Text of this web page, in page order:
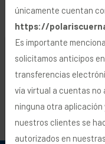
RANGER
Desde $229,900
MXN
🍪 Uso de Cookies
Utilizamos cookies
personalizar y
y transmitir
nuestraPolítica de
únicamente cuentan
https://
Es importante
solicitamos anticipos
transferencias
vía virtual a cuentas no
ninguna otra
nuestros clientes se
autorizados en